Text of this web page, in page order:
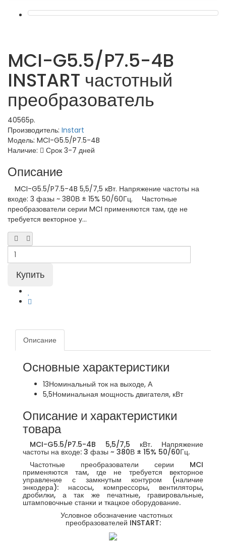
MCI-G5.5/P7.5-4B
INSTART частотный
преобразователь
40565р.
Производитель: Instart
Модель: MCI-G5.5/P7.5-4B
Наличие:
Срок 3-7 дней
Описание
MCI-G5.5/P7.5-4B 5,5/7,5 кВт. Напряжение частоты на
входе: 3 фазы ~ 380В ± 15% 50/60Гц. Частотные
преобразователи серии MCI применяются там, где не
требуется векторное у...
Описание
Основные характеристики
13Номинальный ток на выходе, А
5,5Номинальная мощность двигателя, кВт
Описание и характеристики
товара
MCI-G5.5/P7.5-4B 5,5/7,5 кВт. Напряжение
частоты на входе: 3 фазы ~ 380В ± 15% 50/60Гц.
Частотные преобразователи серии MCI
применяются там, где не требуется векторное
управление с замкнутым контуром (наличие
энкодера): насосы, компрессоры, вентиляторы,
дробилки, а так же печатные, гравировальные,
штамповочные станки и ткацкое оборудование.
Условное обозначение частотных
преобразователей INSTART: